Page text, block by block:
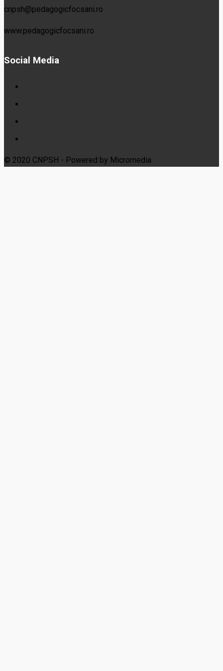
cnpsh@pedagogicfocsani.ro
www.pedagogicfocsani.ro
Social Media
© 2020 CNPSH - Powered by Micromedia